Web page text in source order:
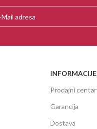
INFORMACIJE
Prodajni centar
Garancija
Dostava